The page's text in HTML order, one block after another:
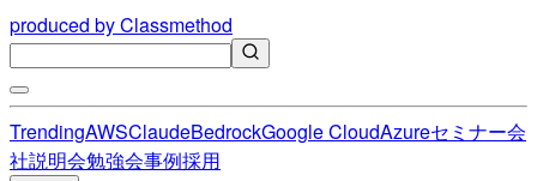
produced by Classmethod
TrendingAWSClaudeBedrockGoogle CloudAzureセミナー会
社説明会勉強会事例採用